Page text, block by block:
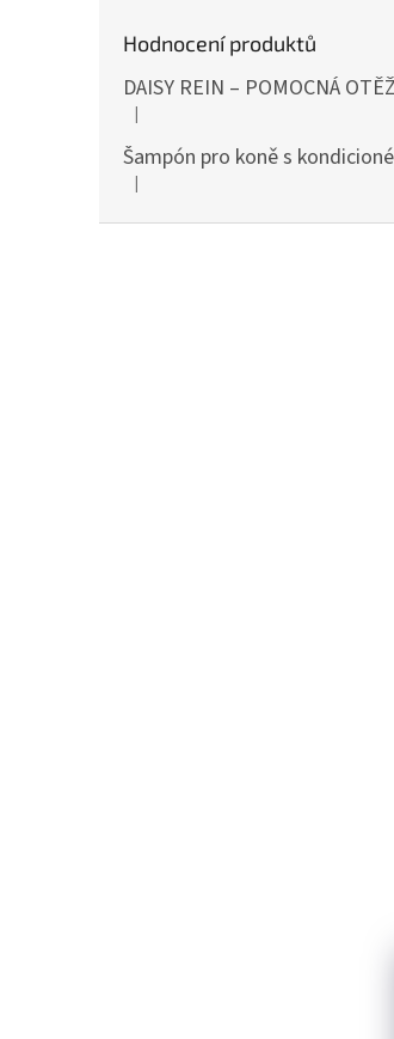
Hodnocení produktů
Hodnocení produktu je 5 z 5 hvězdiček.
|
Hodnocení produktu je 5 z 5 hvězdiček.
|